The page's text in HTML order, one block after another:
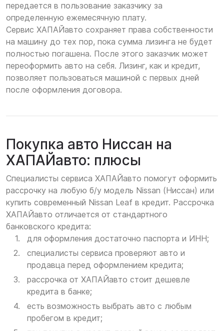
передается в пользование заказчику за
определенную ежемесячную плату.
Сервис ХАПАЙавто сохраняет права собственности
на машину до тех пор, пока сумма лизинга не будет
полностью погашена. После этого заказчик может
переоформить авто на себя. Лизинг, как и кредит,
позволяет пользоваться машиной с первых дней
после оформления договора.
Покупка авто Ниссан на
ХАПАЙавто: плюсы
Специалисты сервиса ХАПАЙавто помогут оформить
рассрочку на любую б/у модель Nissan (Ниссан) или
купить современный Nissan Leaf в кредит. Рассрочка
ХАПАЙавто отличается от стандартного
банковского кредита:
для оформления достаточно паспорта и ИНН;
специалисты сервиса проверяют авто и
продавца перед оформлением кредита;
рассрочка от ХАПАЙавто стоит дешевле
кредита в банке;
есть возможность выбрать авто с любым
пробегом в кредит;